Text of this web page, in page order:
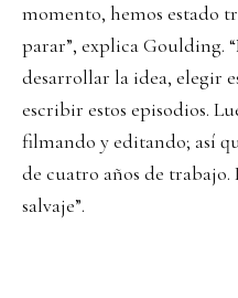
momento, hemos estado
parar”, explica Goulding.
desarrollar la idea, elegir
escribir estos episodios.
filmando y editando; así
de cuatro años de
salvaje”.